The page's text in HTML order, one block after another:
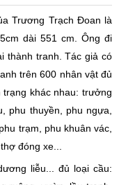
Trương Trạch Đoan là
dài 551 cm. Ông đi
thành tranh. Tác giả có
trên 600 nhân vật đủ
khác nhau: trưởng
phu thuyền, phu ngựa,
trạm, phu khuân vác,
đóng xe...
liễu... đủ loại cầu: